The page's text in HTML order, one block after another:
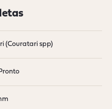
(Couratari spp)